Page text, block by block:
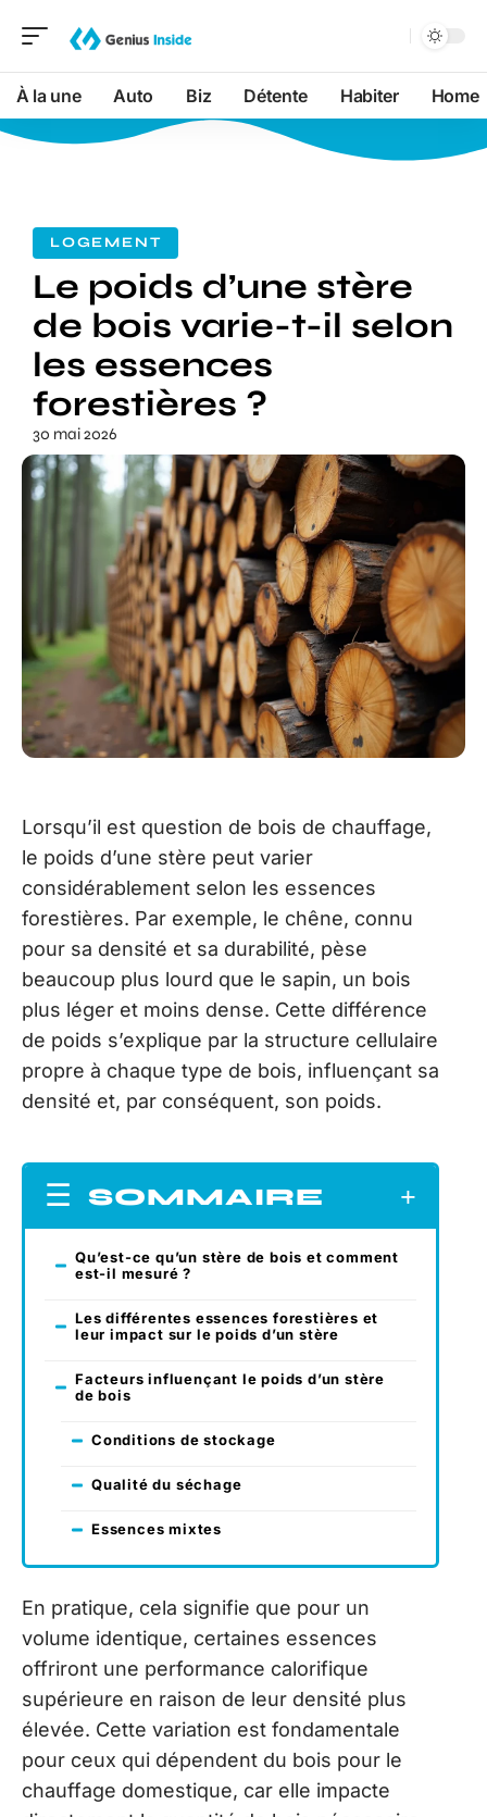
À la une Auto Biz Détente Habiter Home
LOGEMENT
Le poids d’une stère
de bois varie-t-il selon
les essences
forestières ?
30 mai 2026
Lorsqu’il est question de bois de chauffage,
le poids d’une stère peut varier
considérablement selon les essences
forestières. Par exemple, le chêne, connu
pour sa densité et sa durabilité, pèse
beaucoup plus lourd que le sapin, un bois
plus léger et moins dense. Cette différence
de poids s’explique par la structure cellulaire
propre à chaque type de bois, influençant sa
densité et, par conséquent, son poids.
SOMMAIRE
Qu’est-ce qu’un stère de bois et comment
est-il mesuré ?
Les différentes essences forestières et
leur impact sur le poids d’un stère
Facteurs influençant le poids d’un stère
de bois
Conditions de stockage
Qualité du séchage
Essences mixtes
En pratique, cela signifie que pour un
volume identique, certaines essences
offriront une performance calorifique
supérieure en raison de leur densité plus
élevée. Cette variation est fondamentale
pour ceux qui dépendent du bois pour le
chauffage domestique, car elle impacte